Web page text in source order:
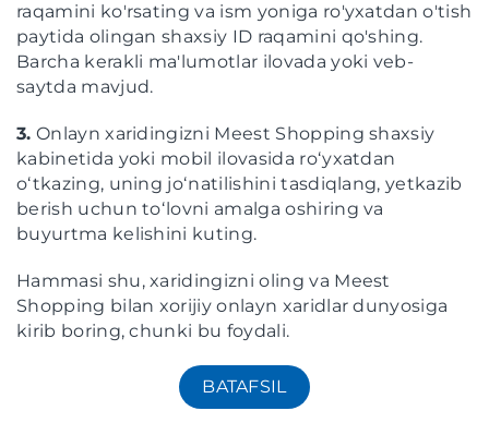
raqamini ko'rsating va ism yoniga ro'yxatdan o'tish
paytida olingan shaxsiy ID raqamini qo'shing.
Barcha kerakli ma'lumotlar ilovada yoki veb-
saytda mavjud.
3. Onlayn xaridingizni Meest Shopping shaxsiy
kabinetida yoki mobil ilovasida roʻyxatdan
oʻtkazing, uning joʻnatilishini tasdiqlang, yetkazib
berish uchun toʻlovni amalga oshiring va
buyurtma kelishini kuting.
Hammasi shu, xaridingizni oling va Meest
Shopping bilan xorijiy onlayn xaridlar dunyosiga
kirib boring, chunki bu foydali.
BATAFSIL